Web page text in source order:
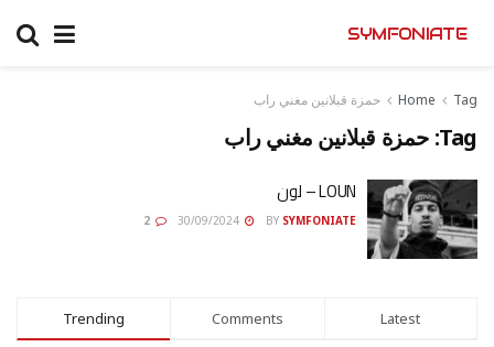
SYMFONIATE
Home Tag حمزة قبلانين مغني راب
Tag: حمزة قبلانين مغني راب
LOUN – لون
BY SYMFONIATE
Trending Comments Latest